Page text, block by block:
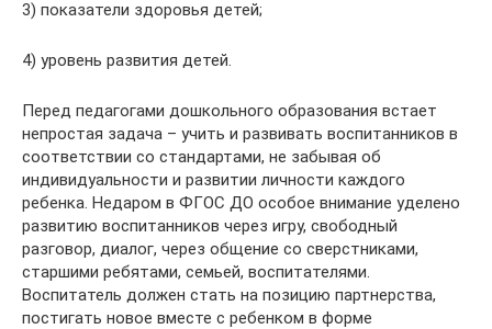
3) показатели здоровья детей;
4) уровень развития детей.
Перед педагогами дошкольного образования встает
непростая задача – учить и развивать воспитанников в
соответствии со стандартами, не забывая об
индивидуальности и развитии личности каждого
ребенка. Недаром в ФГОС ДО особое внимание уделено
развитию воспитанников через игру, свободный
разговор, диалог, через общение со сверстниками,
старшими ребятами, семьей, воспитателями.
Воспитатель должен стать на позицию партнерства,
постигать новое вместе с ребенком в форме